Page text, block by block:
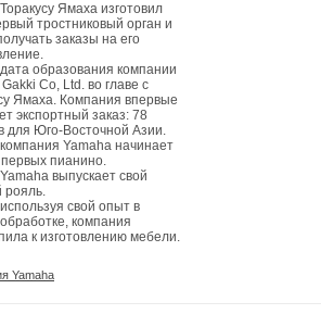
Ямаха изготовил
тростниковый орган и
заказы на его
образования компании
Co, Ltd. во главе с
Ямаха. Компания впервые
экспортный заказ: 78
для Юго-Восточной Азии.
Yamaha начинает
первых пианино.
выпускает свой
рояль.
свой опыт в
компания
к изготовлению мебели.
Yamaha